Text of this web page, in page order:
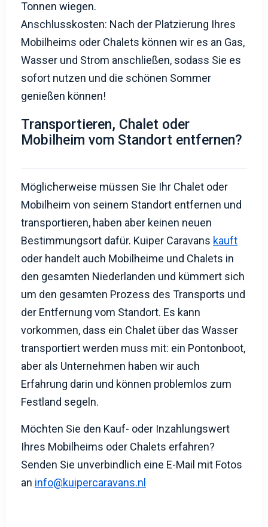
Mobilheims oder Chalets können wir es an Gas,
Wasser und Strom anschließen, sodass Sie es
sofort nutzen und die schönen Sommer
genießen können!
Transportieren, Chalet oder
Mobilheim vom Standort entfernen?
Möglicherweise müssen Sie Ihr Chalet oder
Mobilheim von seinem Standort entfernen und
transportieren, haben aber keinen neuen
Bestimmungsort dafür. Kuiper Caravanskauft
oder handelt auch Mobilheime und Chalets in
den gesamten Niederlanden und kümmert sich
um den gesamten Prozess des Transports und
der Entfernung vom Standort. Es kann
vorkommen, dass ein Chalet über das Wasser
transportiert werden muss mit: ein Pontonboot,
aber als Unternehmen haben wir auch
Erfahrung darin und können problemlos zum
Festland segeln.
Möchten Sie den Kauf- oder Inzahlungswert
Ihres Mobilheims oder Chalets erfahren?
Senden Sie unverbindlich eine E-Mail mit Fotos
aninfo@kuipercaravans.nl